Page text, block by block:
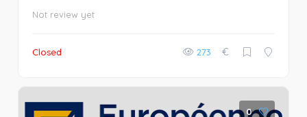
Not review yet
Closed 273 €
0